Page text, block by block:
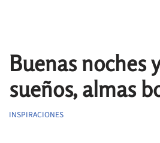
Buenas noches
sueños, almas
INSPIRACIONES